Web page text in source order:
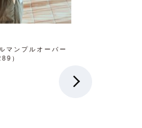
マンプルオーバー
）